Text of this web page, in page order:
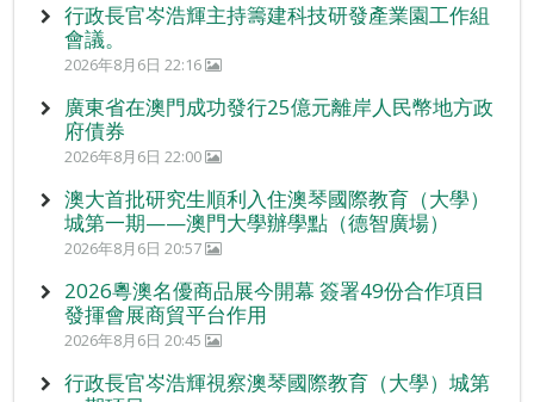
行政長官岑浩輝主持籌建科技研發產業園工作組
會議。
2026年8月6日 22:16
廣東省在澳門成功發行25億元離岸人民幣地方政
府債券
2026年8月6日 22:00
澳大首批研究生順利入住澳琴國際教育（大學）
城第一期——澳門大學辦學點（德智廣場）
2026年8月6日 20:57
2026粵澳名優商品展今開幕 簽署49份合作項目
發揮會展商貿平台作用
2026年8月6日 20:45
行政長官岑浩輝視察澳琴國際教育（大學）城第